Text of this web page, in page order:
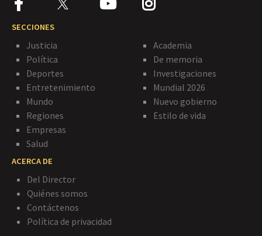
SECCIONES
Justicia
Política
Deportes
Entretenimiento
Mundo
Regiones
Empresas
Salud
Academia
De memoria
Investigaciones
Mundial 2026
Nuevo gobierno
Estilo de vida
ACERCA DE
Del Director
Quiénes somos
Contáctenos
Política de privacidad